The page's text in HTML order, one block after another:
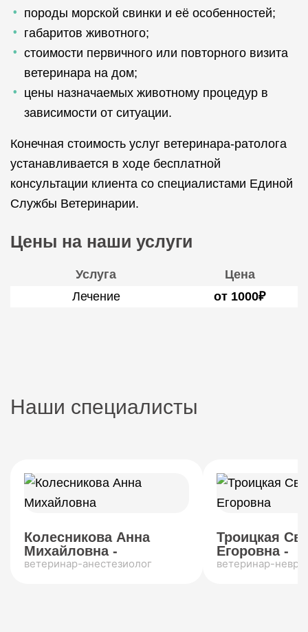
породы морской свинки и её особенностей;
габаритов животного;
стоимости первичного или повторного визита
ветеринара на дом;
цены назначаемых животному процедур в
зависимости от ситуации.
Конечная стоимость услуг ветеринара-ратолога
устанавливается в ходе бесплатной
консультации клиента со специалистами Единой
Службы Ветеринарии.
Цены на наши услуги
Услуга
Цена
Лечение
от 1000₽
Наши специалисты
Колесникова Анна
Михайловна -
ветеринар-анестезиолог
Троицкая
Егоровна -
ветеринар-